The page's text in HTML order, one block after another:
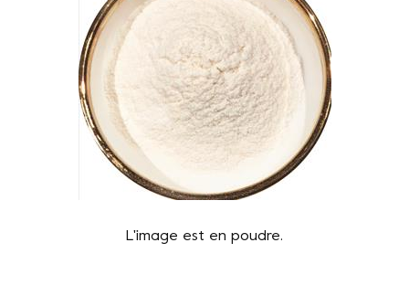
L'image est en poudre.